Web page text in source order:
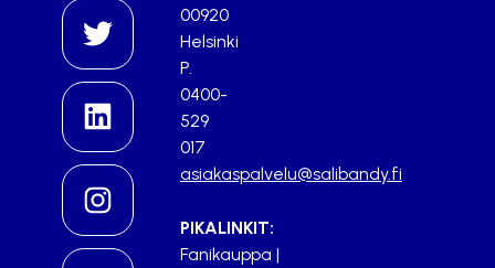
00920
Helsinki
P.
0400-
529
017
asiakaspalvelu@salibandy.fi
PIKALINKIT:
Fanikauppa |